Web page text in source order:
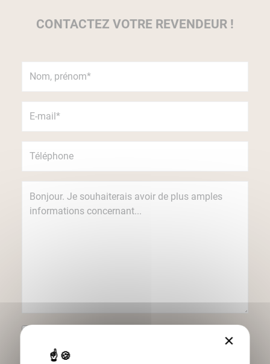
CONTACTEZ VOTRE REVENDEUR !
concernant les produits et services Humbert
par e-mail.
×